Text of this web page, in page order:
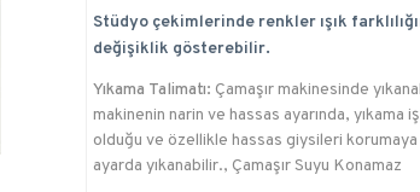
Stüdyo çekimlerinde renkler ışık
değişiklik gösterebilir.
Yıkama Talimatı: Çamaşır makinesinde
makinenin narin ve hassas ayarında, yıkama
olduğu ve özellikle hassas giysileri
ayarda yıkanabilir., Çamaşır Suyu Konamaz